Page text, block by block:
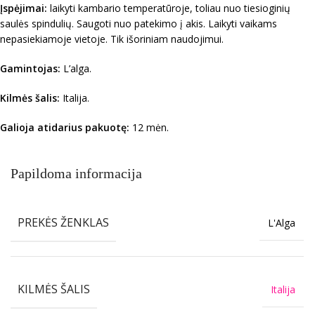
Įspėjimai: laikyti kambario temperatūroje, toliau nuo tiesioginių
saulės spindulių. Saugoti nuo patekimo į akis. Laikyti vaikams
nepasiekiamoje vietoje. Tik išoriniam naudojimui.
Gamintojas: L’alga.
Kilmės šalis: Italija.
Galioja atidarius pakuotę: 12 mėn.
Papildoma informacija
PREKĖS ŽENKLAS L'Alga
KILMĖS ŠALIS Italija